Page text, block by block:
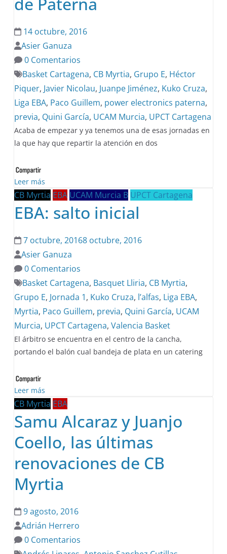
14 octubre, 2016
Asier Ganuza
0 Comentarios
Basket Cartagena, CB Myrtia, Grupo E, Héctor
Piquer, Javier Nicolau, Juanpe Jiménez, Kuko Cruza,
Liga EBA, Paco Guillem, power electronics paterna,
previa, Quini García, UCAM Murcia, UPCT Cartagena
Acaba de empezar y ya tenemos una de esas jornadas en
la que hay que repartir la atención en dos
Leer más
CB Myrtia EBA UCAM Murcia B UPCT Cartagena
EBA: salto inicial
7 octubre, 20168 octubre, 2016
Asier Ganuza
0 Comentarios
Basket Cartagena, Basquet Lliria, CB Myrtia,
Grupo E, Jornada 1, Kuko Cruza, l’alfas, Liga EBA,
Myrtia, Paco Guillem, previa, Quini García, UCAM
Murcia, UPCT Cartagena,Valencia Basket
El árbitro se encuentra en el centro de la cancha,
portando el balón cual bandeja de plata en un catering
Leer más
CB Myrtia EBA
Samu Alcaraz y Juanjo
Coello, las últimas
renovaciones de CB
Myrtia
9 agosto, 2016
Adrián Herrero
0 Comentarios